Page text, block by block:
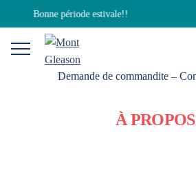
to
content
Bonne période estivale!!
À PROPOS